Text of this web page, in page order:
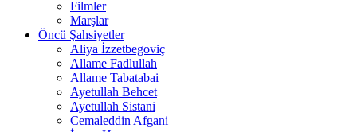
Filmler
Marşlar
Öncü Şahsiyetler
Aliya İzzetbegoviç
Allame Fadlullah
Allame Tabatabai
Ayetullah Behcet
Ayetullah Sistani
Cemaleddin Afgani